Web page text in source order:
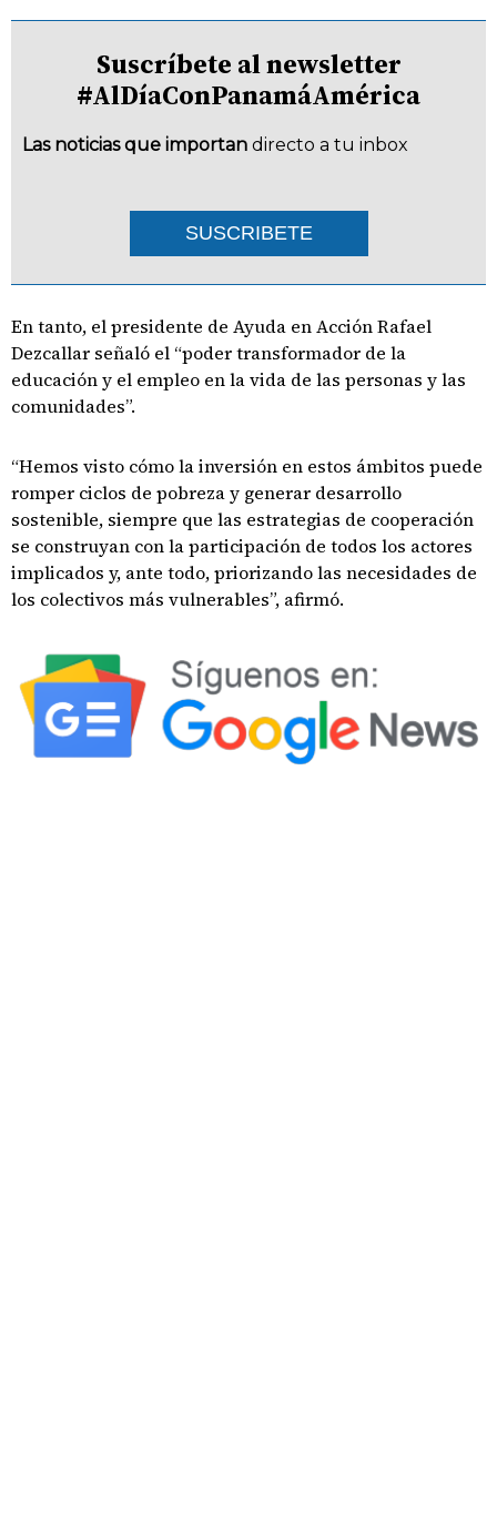
Suscríbete al newsletter
#AlDíaConPanamáAmérica
Las noticias que importan directo a tu inbox
SUSCRIBETE
En tanto, el presidente de Ayuda en Acción Rafael
Dezcallar señaló el “poder transformador de la
educación y el empleo en la vida de las personas y las
comunidades”.
“Hemos visto cómo la inversión en estos ámbitos puede
romper ciclos de pobreza y generar desarrollo
sostenible, siempre que las estrategias de cooperación
se construyan con la participación de todos los actores
implicados y, ante todo, priorizando las necesidades de
los colectivos más vulnerables”, afirmó.